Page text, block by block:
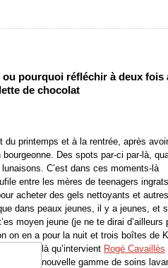
ou pourquoi réfléchir à deux fois
de chocolat
du printemps et à la rentrée, après
Des spots par-ci par-là,
C’est dans ces moments-là
entre les mères de teenagers
acheter des gels nettoyants et
dans peaux jeunes, il y a jeunes, et
moyen jeune (je ne te dirai d’ailleurs
on en a pour la nuit et trois boîtes de
là qu’intervient Rogé Cavaillès
nouvelle gamme de soins